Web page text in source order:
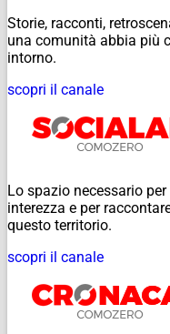
Storie, racconti,
una comunità abbia più
intorno.
scopri il canale
Lo spazio necessario
interezza e per
questo territorio.
scopri il canale